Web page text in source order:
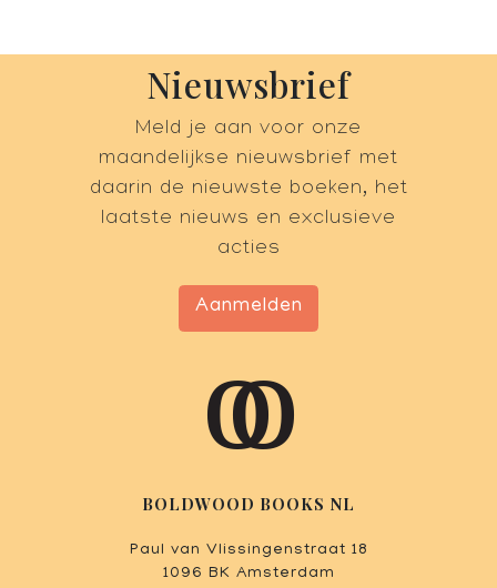
Nieuwsbrief
Meld je aan voor onze
maandelijkse nieuwsbrief met
daarin de nieuwste boeken, het
laatste nieuws en exclusieve
acties
Aanmelden
BOLDWOOD BOOKS NL
Paul van Vlissingenstraat 18
1096 BK Amsterdam